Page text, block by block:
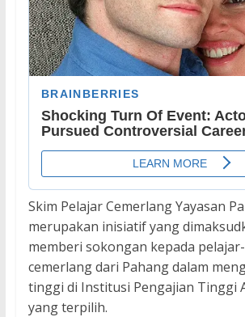
Skim Pelajar Cemerlang Yayasan
merupakan inisiatif yang
memberi sokongan kepada
cemerlang dari Pahang dalam
tinggi di Institusi Pengajian Tinggi
yang terpilih.